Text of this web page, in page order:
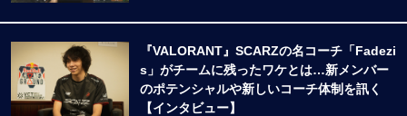
『VALORANT』SCARZの名コーチ「Fadezi
s」がチームに残ったワケとは…新メンバー
のポテンシャルや新しいコーチ体制を訊く
【インタビュー】